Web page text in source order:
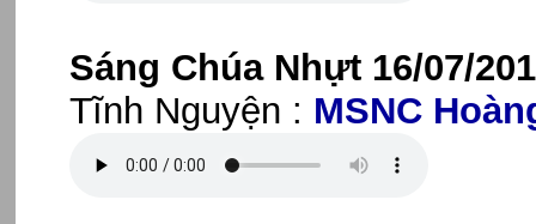
Sáng Chúa Nhựt 16/07/
Tĩnh Nguyện : MSNC